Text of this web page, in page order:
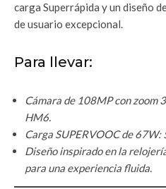
carga Superrápida y un diseño
de usuario excepcional.
Para llevar:
Cámara de 108MP con zoom
HM6.
Carga SUPERVOOC de
Diseño inspirado en la
para una experiencia fluida.